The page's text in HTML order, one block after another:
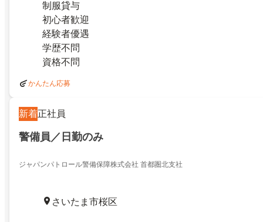
制服貸与
初心者歓迎
経験者優遇
学歴不問
資格不問
かんたん応募
新着正社員
警備員／日勤のみ
ジャパンパトロール警備保障株式会社 首都圏北支社
さいたま市桜区